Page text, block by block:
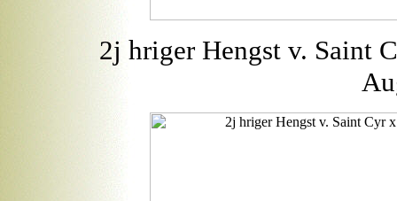
2j hriger Hengst v. Saint